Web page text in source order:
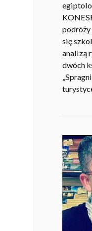
się
analizą
dwóch